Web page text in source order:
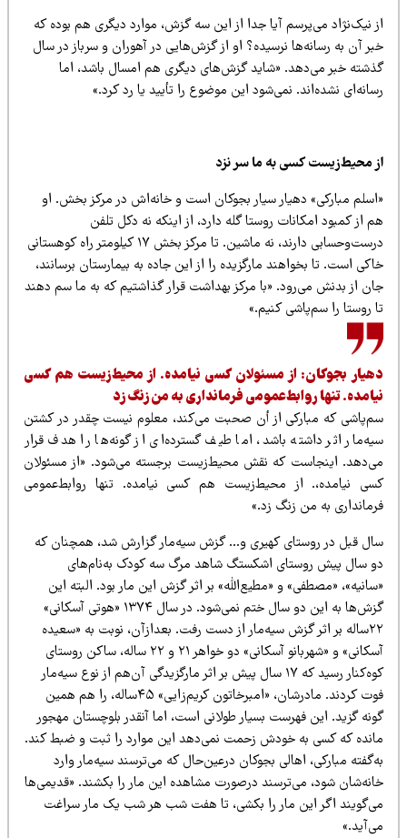
نیک‌نژاد می‌پرسم آیا جدا از این سه گزش، موارد دیگری هم بوده که
آن به رسانه‌ها نرسیده؟ او از گزش‌هایی در آهوران و سرباز در سال
خبر می‌‌دهد. «شاید گزش‌های دیگری هم امسال باشد، اما
نشده‌اند. نمی‌شود این موضوع را تأیید یا رد کرد.»
محیط‌زیست کسی به ما سر نزد
مبارکی» دهیار سیار بجوکان است و خانه‌اش در مرکز بخش. او
از کمبود امکانات روستا گله دارد، از اینکه نه دکل تلفن
درست‌وحسابی دارند،‌ نه ماشین. تا مرکز بخش ۱۷ کیلومتر راه کوهستانی
است. تا بخواهند مارگزیده را از این جاده به بیمارستان برسانند،
از بدنش می‌رود. «با مرکز بهداشت قرار گذاشتیم که به ما سم دهند
روستا را سم‌پاشی کنیم.»
بجوکان: از مسئولان کسی نیامده. از محیط‌‌زیست هم کسی
تنها روابط‌عمومی فرمانداری به من زنگ زد
که مبارکی از أن صحبت می‌کند، معلوم نیست چقدر در کشتن
اثر داشته باشد، اما طیف گسترده‌ای از گونه‌ها را هدف قرار
اینجاست که نقش محیط‌زیست برجسته می‌شود. «از مسئولان
نیامده،. از محیط‌‌زیست هم کسی نیامده. تنها روابط‌عمومی
به من زنگ زد.»
قبل در روستای کهیری و… گزش سیه‌مار گزارش شد‌، همچنان که
سال پیش روستای اشکستگ شاهد مرگ سه کودک به‌نام‌های
«مصطفی» و «مطیع‌الله» بر اثر گزش این مار بود. البته این
گزش‌ها به این دو سال ختم نمی‌شود. در سال ۱۳۷۴ «هوتی آسکانی»
۲۲ساله بر اثر گزش سیه‌مار از دست رفت. بعدازآن، نوبت به «سعیده
آسکانی» و «شهربانو آسکانی» دو خواهر ۲۱ و ۲۲ ساله، ساکن روستای
کوه‌کنار رسید که ۱۷ سال پیش بر اثر مارگزیدگی آن‌هم از نوع سیه‌مار
فوت کردند. مادرشان، «امبرخاتون کریم‌زایی» ۴۵ساله، را هم همین
گزید. این فهرست بسیار طولانی است، اما آنقدر بلوچستان مهجور
که کسی به خودش زحمت نمی‌‌دهد این موارد را ثبت و ضبط کند.
مبارکی، اهالی بجوکان درعین‌حال که می‌ترسند سیه‌مار وارد
شود‌، می‌ترسند درصورت مشاهده این مار را بکشند. «قدیمی‌ها
اگر این مار را بکشی، تا هفت شب هر شب یک مار سراغت